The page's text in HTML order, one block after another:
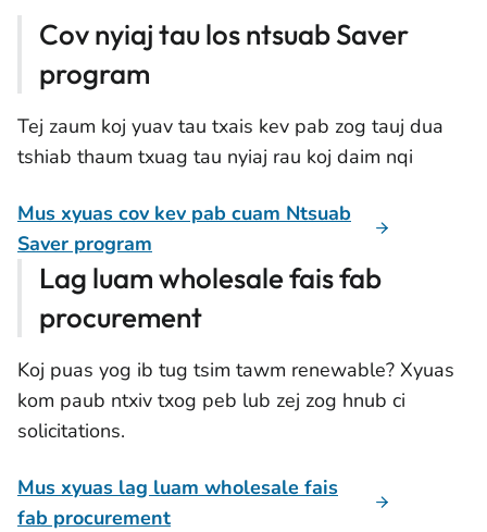
Cov nyiaj tau los ntsuab Saver
program
Tej zaum koj yuav tau txais kev pab zog tauj dua
tshiab thaum txuag tau nyiaj rau koj daim nqi
Mus xyuas cov kev pab cuam Ntsuab
Saver program
Lag luam wholesale fais fab
procurement
Koj puas yog ib tug tsim tawm renewable? Xyuas
kom paub ntxiv txog peb lub zej zog hnub ci
solicitations.
Mus xyuas lag luam wholesale fais
fab procurement